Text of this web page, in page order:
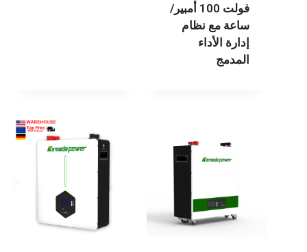
فولت 100 أمبير/
ساعة مع نظام
إدارة الأداء
المدمج